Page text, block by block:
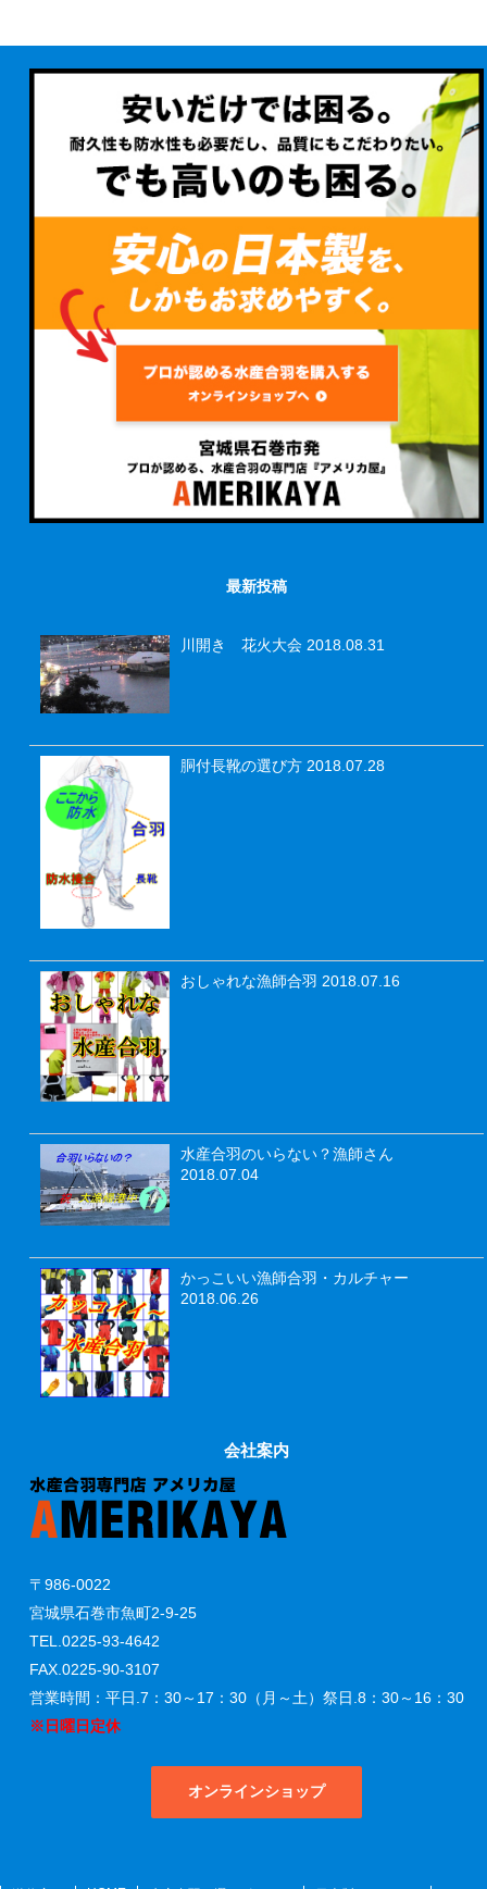
最新投稿
川開き 花火大会 2018.08.31
胴付長靴の選び方 2018.07.28
おしゃれな漁師合羽 2018.07.16
水産合羽のいらない？漁師さん
2018.07.04
かっこいい漁師合羽・カルチャー
2018.06.26
会社案内
〒986-0022
宮城県石巻市魚町2-9-25
TEL.0225-93-4642
FAX.0225-90-3107
営業時間：平日.7：30～17：30（月～土）祭日.8：30～16：30
※日曜日定休
オンラインショップ